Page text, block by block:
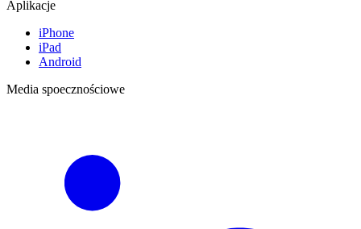
Aplikacje
iPhone
iPad
Android
Media spoecznościowe